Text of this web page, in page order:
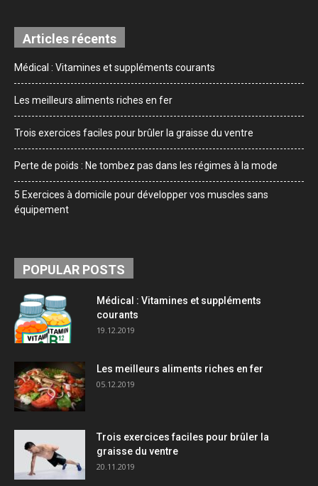
Articles récents
Médical : Vitamines et suppléments courants
Les meilleurs aliments riches en fer
Trois exercices faciles pour brûler la graisse du ventre
Perte de poids : Ne tombez pas dans les régimes à la mode
5 Exercices à domicile pour développer vos muscles sans
équipement
POPULAR POSTS
Médical : Vitamines et suppléments
courants
19.12.2019
Les meilleurs aliments riches en fer
05.12.2019
Trois exercices faciles pour brûler la
graisse du ventre
20.11.2019